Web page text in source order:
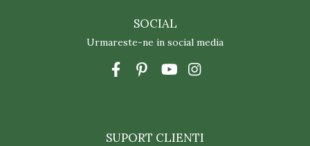
SOCIAL
Urmareste-ne in social media
SUPORT CLIENTI